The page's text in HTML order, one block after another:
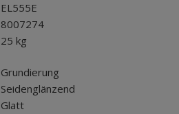
EL555E
8007274
25 kg
Grundierung
Seidenglänzend
Glatt